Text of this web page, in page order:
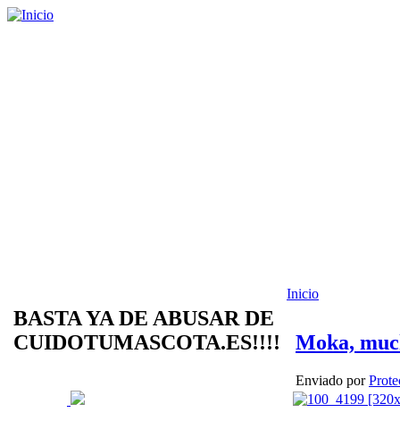
BASTA YA DE ABUSAR DE
CUIDOTUMASCOTA.ES!!!!
Inicio
Moka,
Enviado por